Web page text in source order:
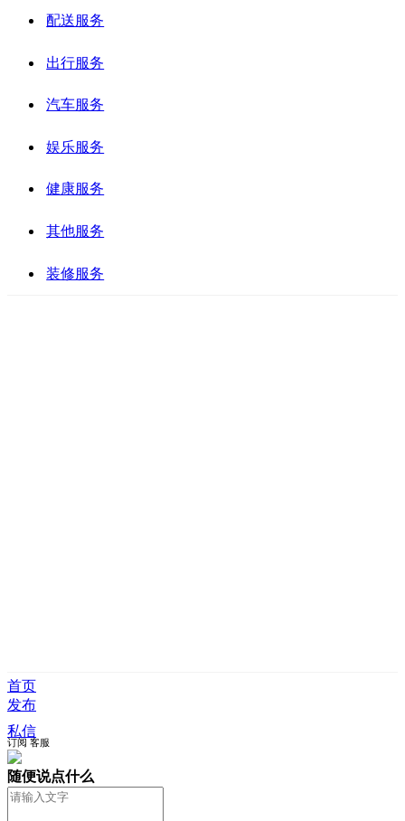
配送服务
出行服务
汽车服务
娱乐服务
健康服务
其他服务
装修服务
首页
发布
私信
订阅 客服
随便说点什么